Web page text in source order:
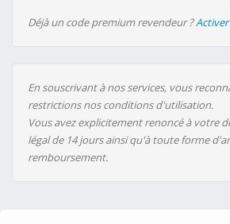
Déjà un code premium revendeur ?
En souscrivant à nos services, vous
restrictions nos conditions d'utilisation.
Vous avez explicitement renoncé à votre
légal de 14 jours ainsi qu'à toute forme
remboursement.